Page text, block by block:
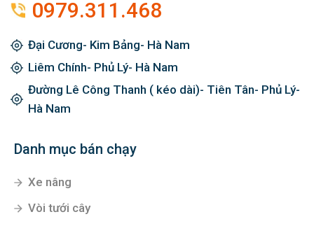
0979.311.468
Đại Cương- Kim Bảng- Hà Nam
Liêm Chính- Phủ Lý- Hà Nam
Đường Lê Công Thanh ( kéo dài)- Tiên Tân- Phủ Lý-
Hà Nam
Danh mục bán chạy
Xe nâng
Vòi tưới cây